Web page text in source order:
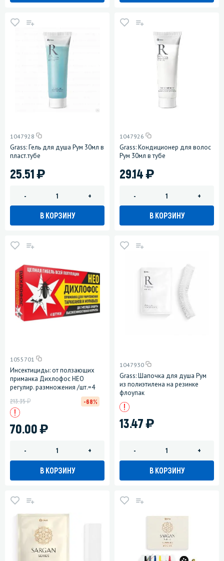
1047928
Grass: Гель для душа Рум 30мл в
пласт.тубе
25.51)
- +
В КОРЗИНУ
1047926
Grass: Кондиционер для волос
Рум 30мл в тубе
29.14)
- +
В КОРЗИНУ
1055701
Инсектициды: от ползающих
приманка Дихлофос НЕО
регулир. размножения /шт.=4
70.00)
213.35у -68%
- +
В КОРЗИНУ
1047930
Grass: Шапочка для душа Рум
из полиэтилена на резинке
флоупак
13.47)
- +
В КОРЗИНУ